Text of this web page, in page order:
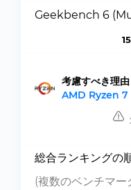
Geekbench 6
考慮すべき理由
AMD Ryzen 7
総合ランキングの
(複数のベンチマー